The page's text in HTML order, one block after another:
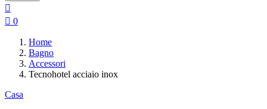

 0
Home
Bagno
Accessori
Tecnohotel acciaio inox
Casa